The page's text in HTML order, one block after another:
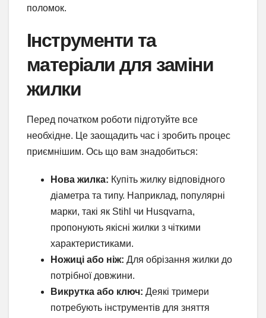
поломок.
Інструменти та
матеріали для заміни
жилки
Перед початком роботи підготуйте все
необхідне. Це заощадить час і зробить процес
приємнішим. Ось що вам знадобиться:
Нова жилка: Купіть жилку відповідного
діаметра та типу. Наприклад, популярні
марки, такі як Stihl чи Husqvarna,
пропонують якісні жилки з чіткими
характеристиками.
Ножиці або ніж: Для обрізання жилки до
потрібної довжини.
Викрутка або ключ: Деякі тримери
потребують інструментів для зняття